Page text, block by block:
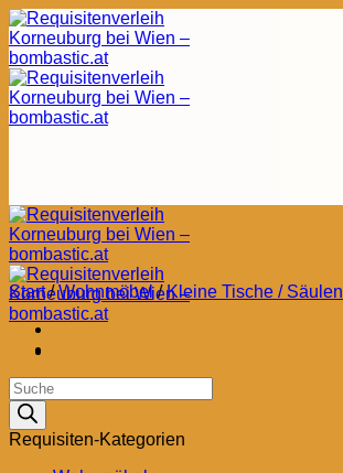
Zum
Inhalt
springen
Start / Wohnmöbel / Kleine Tische / Säulen
Products
search
Requisiten-Kategorien